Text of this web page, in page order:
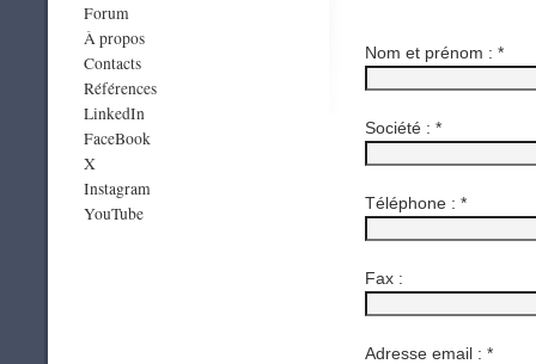
Forum
À propos
Contacts
Références
LinkedIn
FaceBook
X
Instagram
YouTube
Nom et prénom : *
Société : *
Téléphone : *
Fax :
Adresse email : *